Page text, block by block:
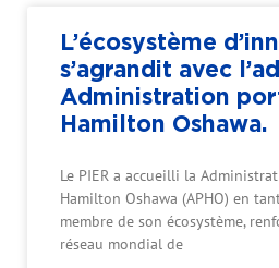
L’écosystème
s’agrandit avec
Administration
Hamilton Oshawa.
Le PIER a accueilli la
Hamilton Oshawa (APHO) en
membre de son écosystème,
réseau mondial de